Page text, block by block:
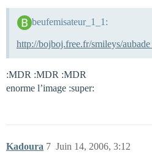
beufemisateur_1_1:
http://bojboj.free.fr/smileys/
:MDR :MDR :MDR
enorme l’image :super:
Kadoura Juin 14, 2006, 3:12
7